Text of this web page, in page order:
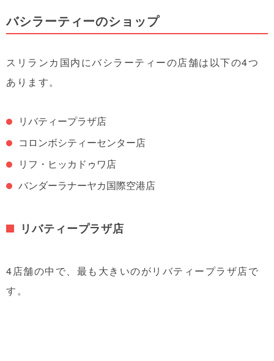
バシラーティーのショップ
スリランカ国内にバシラーティーの店舗は以下の4つ
あります。
リバティープラザ店
コロンボシティーセンター店
リフ・ヒッカドゥワ店
バンダーラナーヤカ国際空港店
リバティープラザ店
4店舗の中で、最も大きいのがリバティープラザ店で
す。